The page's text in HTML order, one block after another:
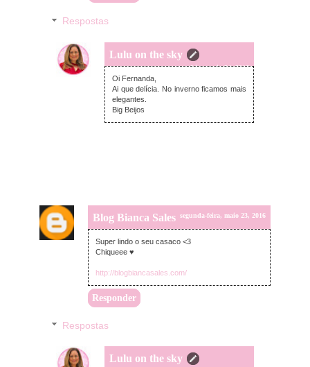
Respostas
Lulu on the sky
terça-feira, maio 24, 2016
Oi Fernanda,
Ai que delícia. No inverno ficamos mais
elegantes.
Big Beijos
Blog Bianca Sales segunda-feira, maio 23, 2016
Super lindo o seu casaco <3
Chiqueee ♥
http://blogbiancasales.com/
Responder
Respostas
Lulu on the sky